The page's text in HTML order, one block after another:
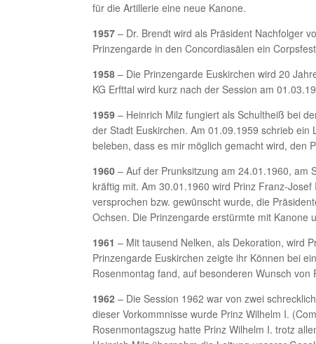
für die Artillerie eine neue Kanone.
1957 – Dr. Brendt wird als Präsident Nachfolger
Prinzengarde in den Concordiasälen ein
1958 – Die Prinzengarde Euskirchen wird 20
KG Erfttal wird kurz nach der Session am
1959 – Heinrich Milz fungiert als Schultheiß bei
der Stadt Euskirchen. Am 01.09.1959 schrieb
beleben, dass es mir möglich gemacht wird, den
1960 – Auf der Prunksitzung am 24.01.1960, am
kräftig mit. Am 30.01.1960 wird Prinz Franz-
versprochen bzw. gewünscht wurde, die
Ochsen. Die Prinzengarde erstürmte mit Kanone
1961 – Mit tausend Nelken, als Dekoration, wird
Prinzengarde Euskirchen zeigte ihr Können bei
Rosenmontag fand, auf besonderen Wunsch
1962 – Die Session 1962 war von zwei
dieser Vorkommnisse wurde Prinz Wilhelm I.
Rosenmontagszug hatte Prinz Wilhelm I. trotz